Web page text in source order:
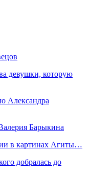
девушки, которую
Александра
Барыкина
в картинах Агиты…
добралась до